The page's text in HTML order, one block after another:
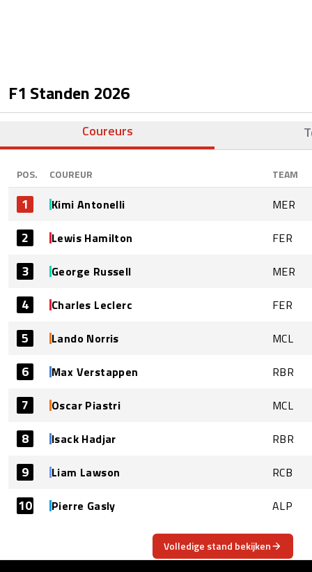
F1 Standen 2026
Coureurs
POS. COUREUR TEAM
1 Kimi Antonelli MER
2 Lewis Hamilton FER
3 George Russell MER
4 Charles Leclerc FER
5 Lando Norris MCL
6 Max Verstappen RBR
7 Oscar Piastri MCL
8 Isack Hadjar RBR
9 Liam Lawson RCB
10 Pierre Gasly ALP
Volledige stand bekijken